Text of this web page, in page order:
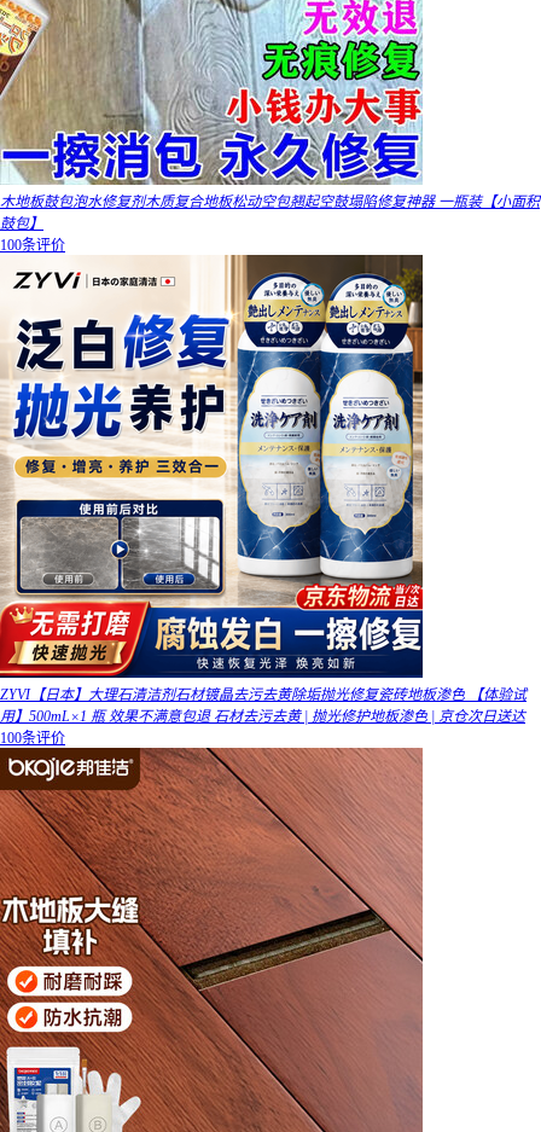
木地板鼓包泡水修复剂木质复合地板松动空包翘起空鼓塌陷修复神器 一瓶装【小面积
鼓包】
100条评价
ZYVI【日本】大理石清洁剂石材镀晶去污去黄除垢抛光修复瓷砖地板渗色 【体验试
用】500mL×1 瓶 效果不满意包退 石材去污去黄 | 抛光修护地板渗色 | 京仓次日送达
100条评价